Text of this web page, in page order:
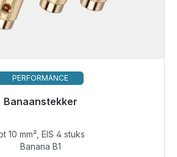
PERFORMANCE
Banaanstekker
verzending, levertijd 48 uur*
€ 59,99
10 mm², EIS 4 stuks
Banana B1